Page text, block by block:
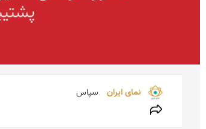
نمای ایران سپاس